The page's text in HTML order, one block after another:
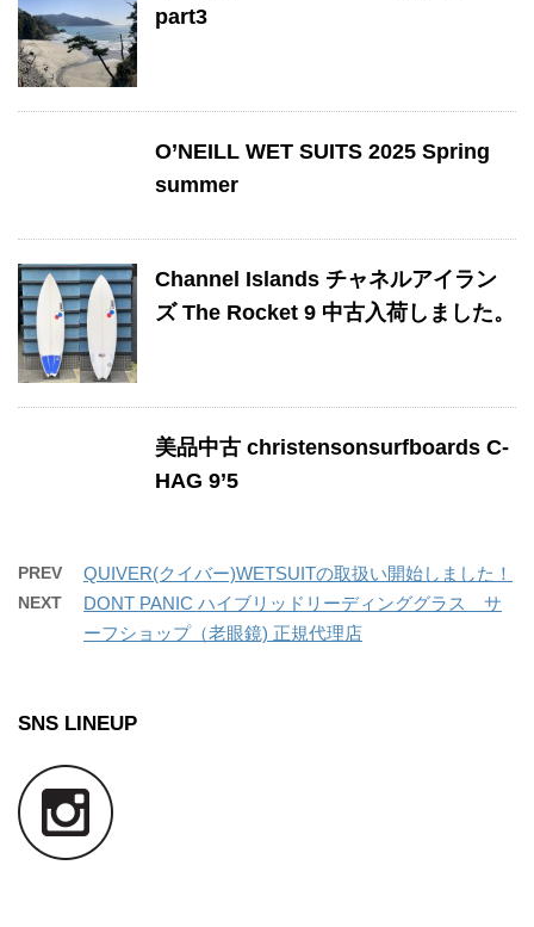
part3
O’NEILL WET SUITS 2025 Spring
summer
Channel Islands チャネルアイラン
ズ The Rocket 9 中古入荷しました。
美品中古 christensonsurfboards C-
HAG 9’5
PREV QUIVER(クイバー)WETSUITの取扱い開始しました！
NEXT
DONT PANIC ハイブリッドリーディンググラス サ
ーフショップ（老眼鏡) 正規代理店
SNS LINEUP